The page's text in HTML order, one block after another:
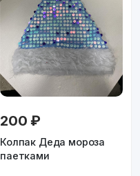
200 ₽
Колпак Деда мороза
паетками